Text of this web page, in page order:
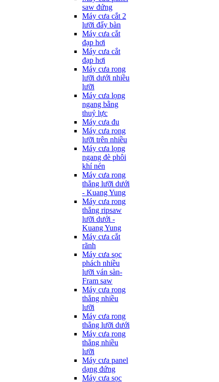
saw đứng
Máy cưa cắt 2
lưỡi đẩy bàn
Máy cưa cắt
đạp hơi
Máy cưa cắt
đạp hơi
Máy cưa rong
lưỡi dưới nhiều
lưỡi
Máy cưa lọng
ngang bằng
thuỷ lực
Máy cưa đu
Máy cưa rong
lưỡi trên nhiều
Máy cưa lọng
ngang đè phôi
khí nén
Máy cưa rong
thẳng lưỡi dưới
- Kuang Yung
Máy cưa rong
thẳng ripsaw
lưỡi dưới -
Kuang Yung
Máy cưa cắt
rãnh
Máy cưa sọc
phách nhiều
lưỡi ván sàn-
Fram saw
Máy cưa rong
thẳng nhiều
lưỡi
Máy cưa rong
thẳng lưỡi dưới
Máy cưa rong
thẳng nhiều
lưỡi
Máy cưa panel
dạng đứng
Máy cưa sọc